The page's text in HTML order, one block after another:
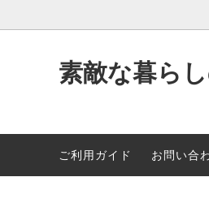
素敵な暮ら
洗うSTYLE (洗顔石鹸）
～1000
製法のお話
ご利用ガイド お問い合